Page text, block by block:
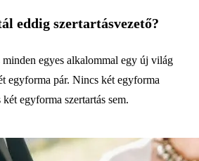
eddig szertartásvezető?
egyes alkalommal egy új világ
egyforma pár. Nincs két egyforma
egyforma szertartás sem.